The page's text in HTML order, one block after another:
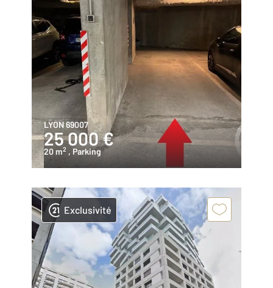
LYON 69007
25 000 €
20 m2 , Parking
Exclusivité